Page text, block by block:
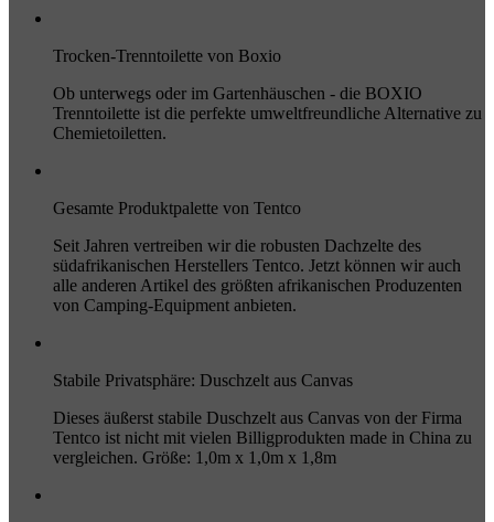
Trocken-Trenntoilette von Boxio
Ob unterwegs oder im Gartenhäuschen - die BOXIO
Trenntoilette ist die perfekte umweltfreundliche Alternative zu
Chemietoiletten.
Gesamte Produktpalette von Tentco
Seit Jahren vertreiben wir die robusten Dachzelte des
südafrikanischen Herstellers Tentco. Jetzt können wir auch
alle anderen Artikel des größten afrikanischen Produzenten
von Camping-Equipment anbieten.
Stabile Privatsphäre: Duschzelt aus Canvas
Dieses äußerst stabile Duschzelt aus Canvas von der Firma
Tentco ist nicht mit vielen Billigprodukten made in China zu
vergleichen. Größe: 1,0m x 1,0m x 1,8m